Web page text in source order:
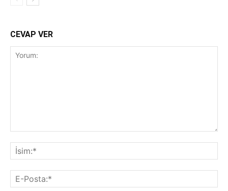
CEVAP VER